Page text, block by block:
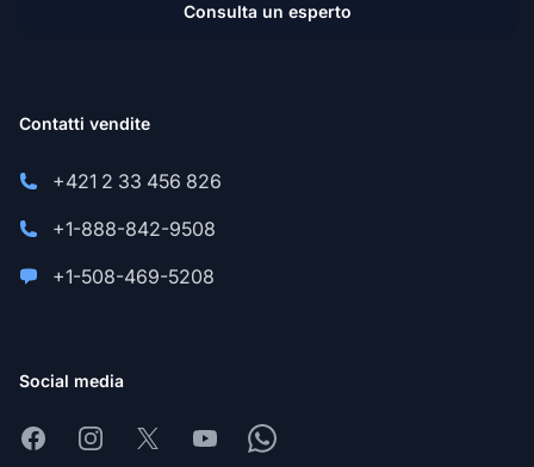
Consulta un esperto
Contatti vendite
+421 2 33 456 826
+1-888-842-9508
+1-508-469-5208
Social media
FacebookInstagram
X YoutubeWhatsapp